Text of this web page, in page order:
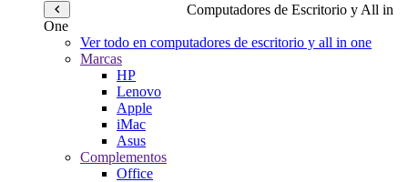
Computadores de Escritorio y All in
One
Ver todo en computadores de escritorio y all in one
Marcas
HP
Lenovo
Apple
iMac
Asus
Complementos
Office